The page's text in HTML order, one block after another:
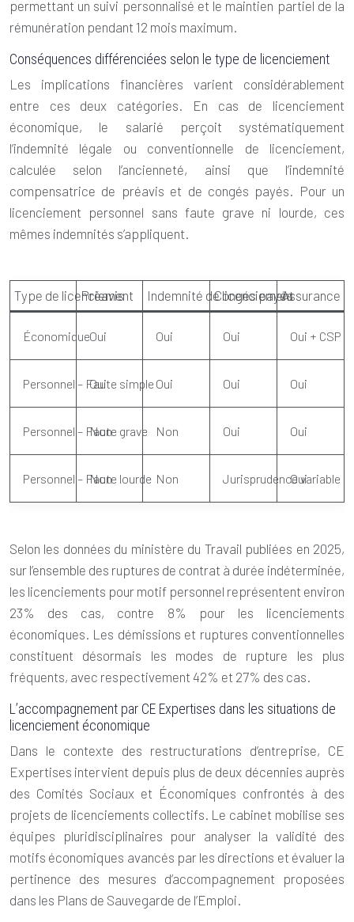
permettant un suivi personnalisé et le maintien partiel de la
rémunération pendant 12 mois maximum.
Conséquences différenciées selon le type de licenciement
Les implications financières varient considérablement
entre ces deux catégories. En cas de licenciement
économique, le salarié perçoit systématiquement
l’indemnité légale ou conventionnelle de licenciement,
calculée selon l’ancienneté, ainsi que l’indemnité
compensatrice de préavis et de congés payés. Pour un
licenciement personnel sans faute grave ni lourde, ces
mêmes indemnités s’appliquent.
Type de licenciement
Préavis Indemnité de licenciement
Congés payésAssurance
ÉconomiqueOui Oui Oui Oui + CSP
Personnel – Faute simple
Oui Oui Oui Oui
Personnel – Faute grave
Non Non Oui Oui
Personnel – Faute lourde
Non Non Jurisprudence variable
Oui
Selon les données du ministère du Travail publiées en 2025,
sur l’ensemble des ruptures de contrat à durée indéterminée,
les licenciements pour motif personnel représentent environ
23% des cas, contre 8% pour les licenciements
économiques. Les démissions et ruptures conventionnelles
constituent désormais les modes de rupture les plus
fréquents, avec respectivement 42% et 27% des cas.
L’accompagnement par CE Expertises dans les situations de
licenciement économique
Dans le contexte des restructurations d’entreprise, CE
Expertises intervient depuis plus de deux décennies auprès
des Comités Sociaux et Économiques confrontés à des
projets de licenciements collectifs. Le cabinet mobilise ses
équipes pluridisciplinaires pour analyser la validité des
motifs économiques avancés par les directions et évaluer la
pertinence des mesures d’accompagnement proposées
dans les Plans de Sauvegarde de l’Emploi.